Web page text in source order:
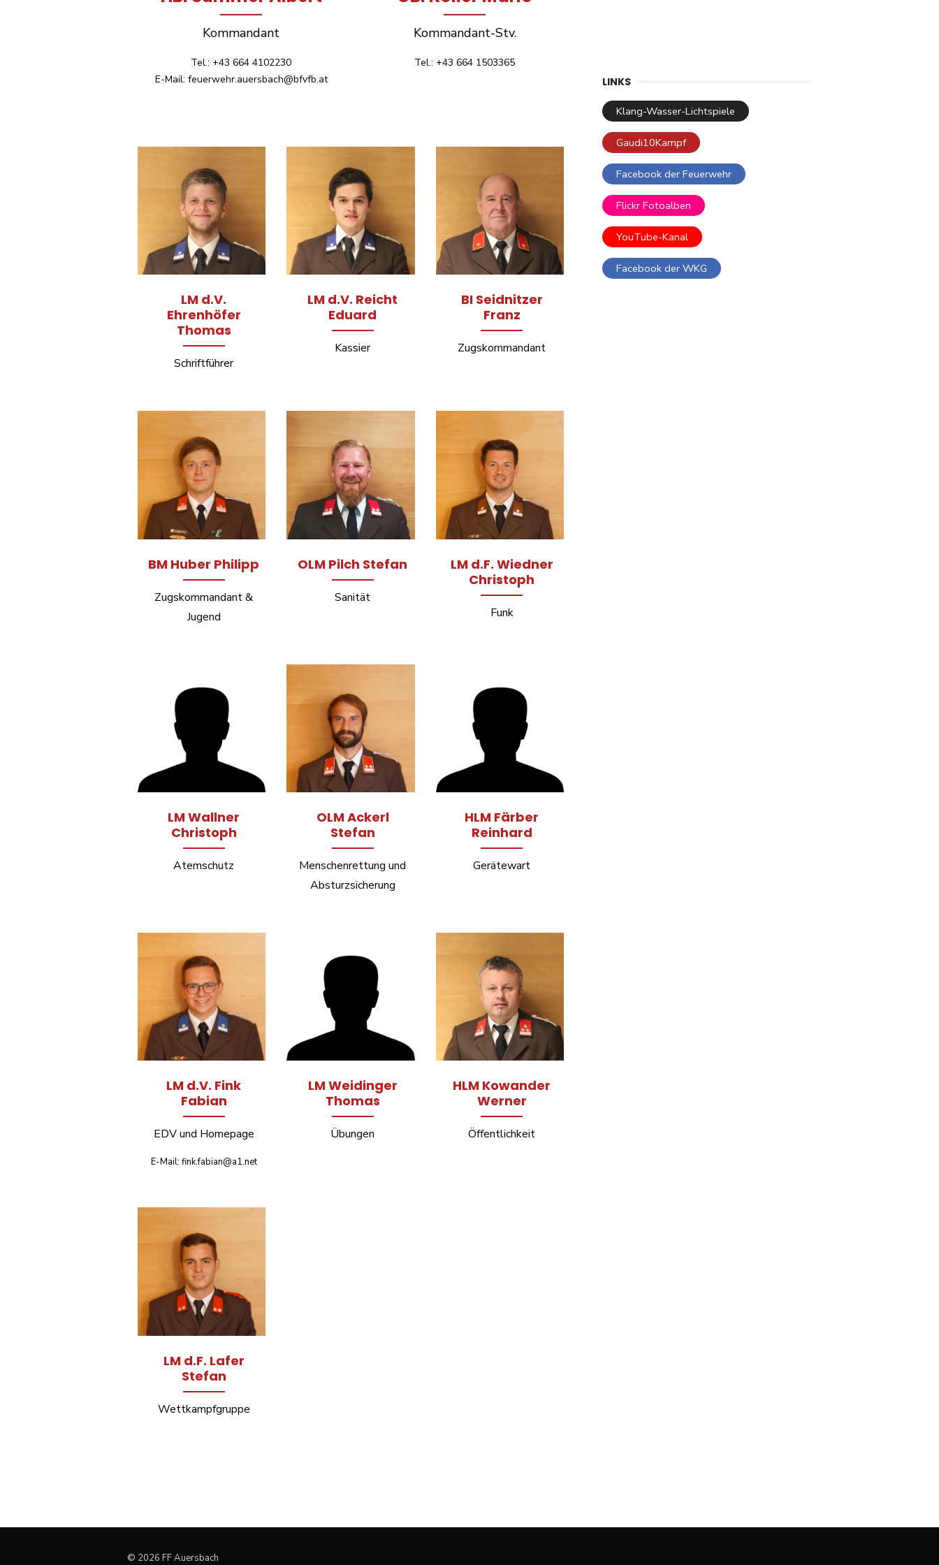
Kommandant
Tel.: +43 664 4102230
E-Mail: feuerwehr.auersbach@bfvfb.at
Kommandant-Stv.
Tel.: +43 664 1503365
LM d.V.
Ehrenhöfer
Thomas
Schriftführer
LM d.V. Reicht
Eduard
Kassier
BI Seidnitzer
Franz
Zugskommandant
BM Huber Philipp
Zugskommandant &
Jugend
OLM Pilch Stefan
Sanität
LM d.F. Wiedner
Christoph
Funk
LM Wallner
Christoph
Atemschutz
OLM Ackerl
Stefan
Menschenrettung und
Absturzsicherung
HLM Färber
Reinhard
Gerätewart
LM d.V. Fink
Fabian
EDV und Homepage
E-Mail: fink.fabian@a1.net
LM Weidinger
Thomas
Übungen
HLM Kowander
Werner
Öffentlichkeit
LM d.F. Lafer
Stefan
Wettkampfgruppe
LINKS
Klang-Wasser-Lichtspiele
Gaudi10Kampf
Facebook der Feuerwehr
Flickr Fotoalben
YouTube-Kanal
Facebook der WKG
© 2026 FF Auersbach